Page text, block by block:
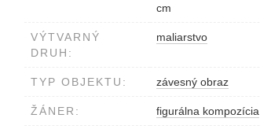
cm
VÝTVARNÝ
DRUH:
maliarstvo
TYP OBJEKTU: závesný obraz
ŽÁNER: figurálna kompozícia